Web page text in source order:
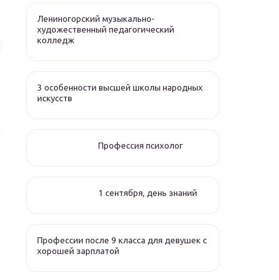
Лениногорский музыкально-
художественный педагогический
колледж
3 особенности высшей школы народных
искусств
Профессия психолог
1 сентября, день знаний
Профессии после 9 класса для девушек с
хорошей зарплатой